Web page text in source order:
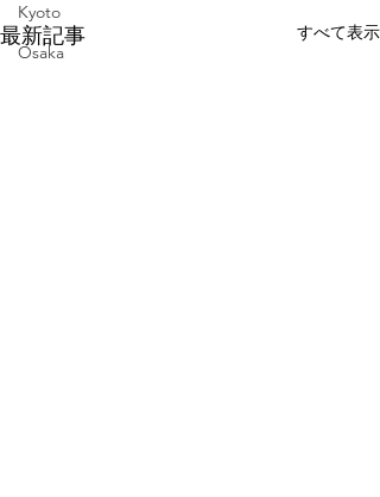
Kyoto
Osaka
最新記事 すべて表示